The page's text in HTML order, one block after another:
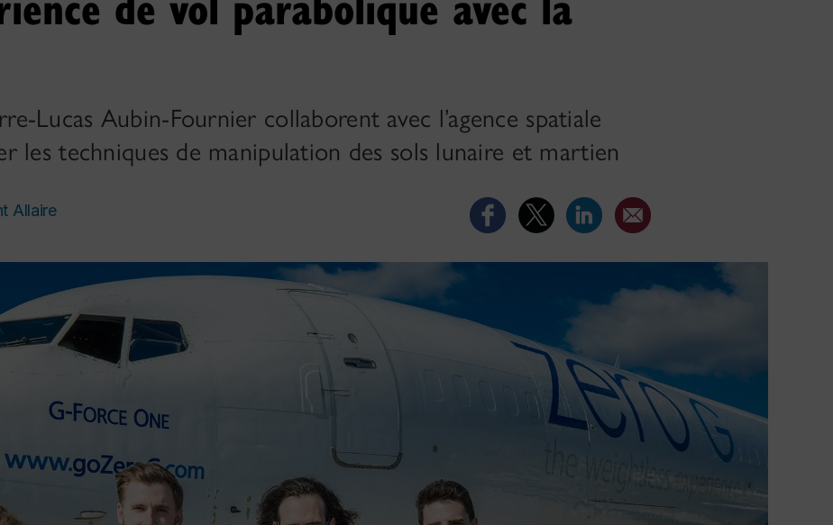
Lucas Aubin-Fournier collaborent avec l’agence spatiale
les techniques de manipulation des sols lunaire et martien
Allaire